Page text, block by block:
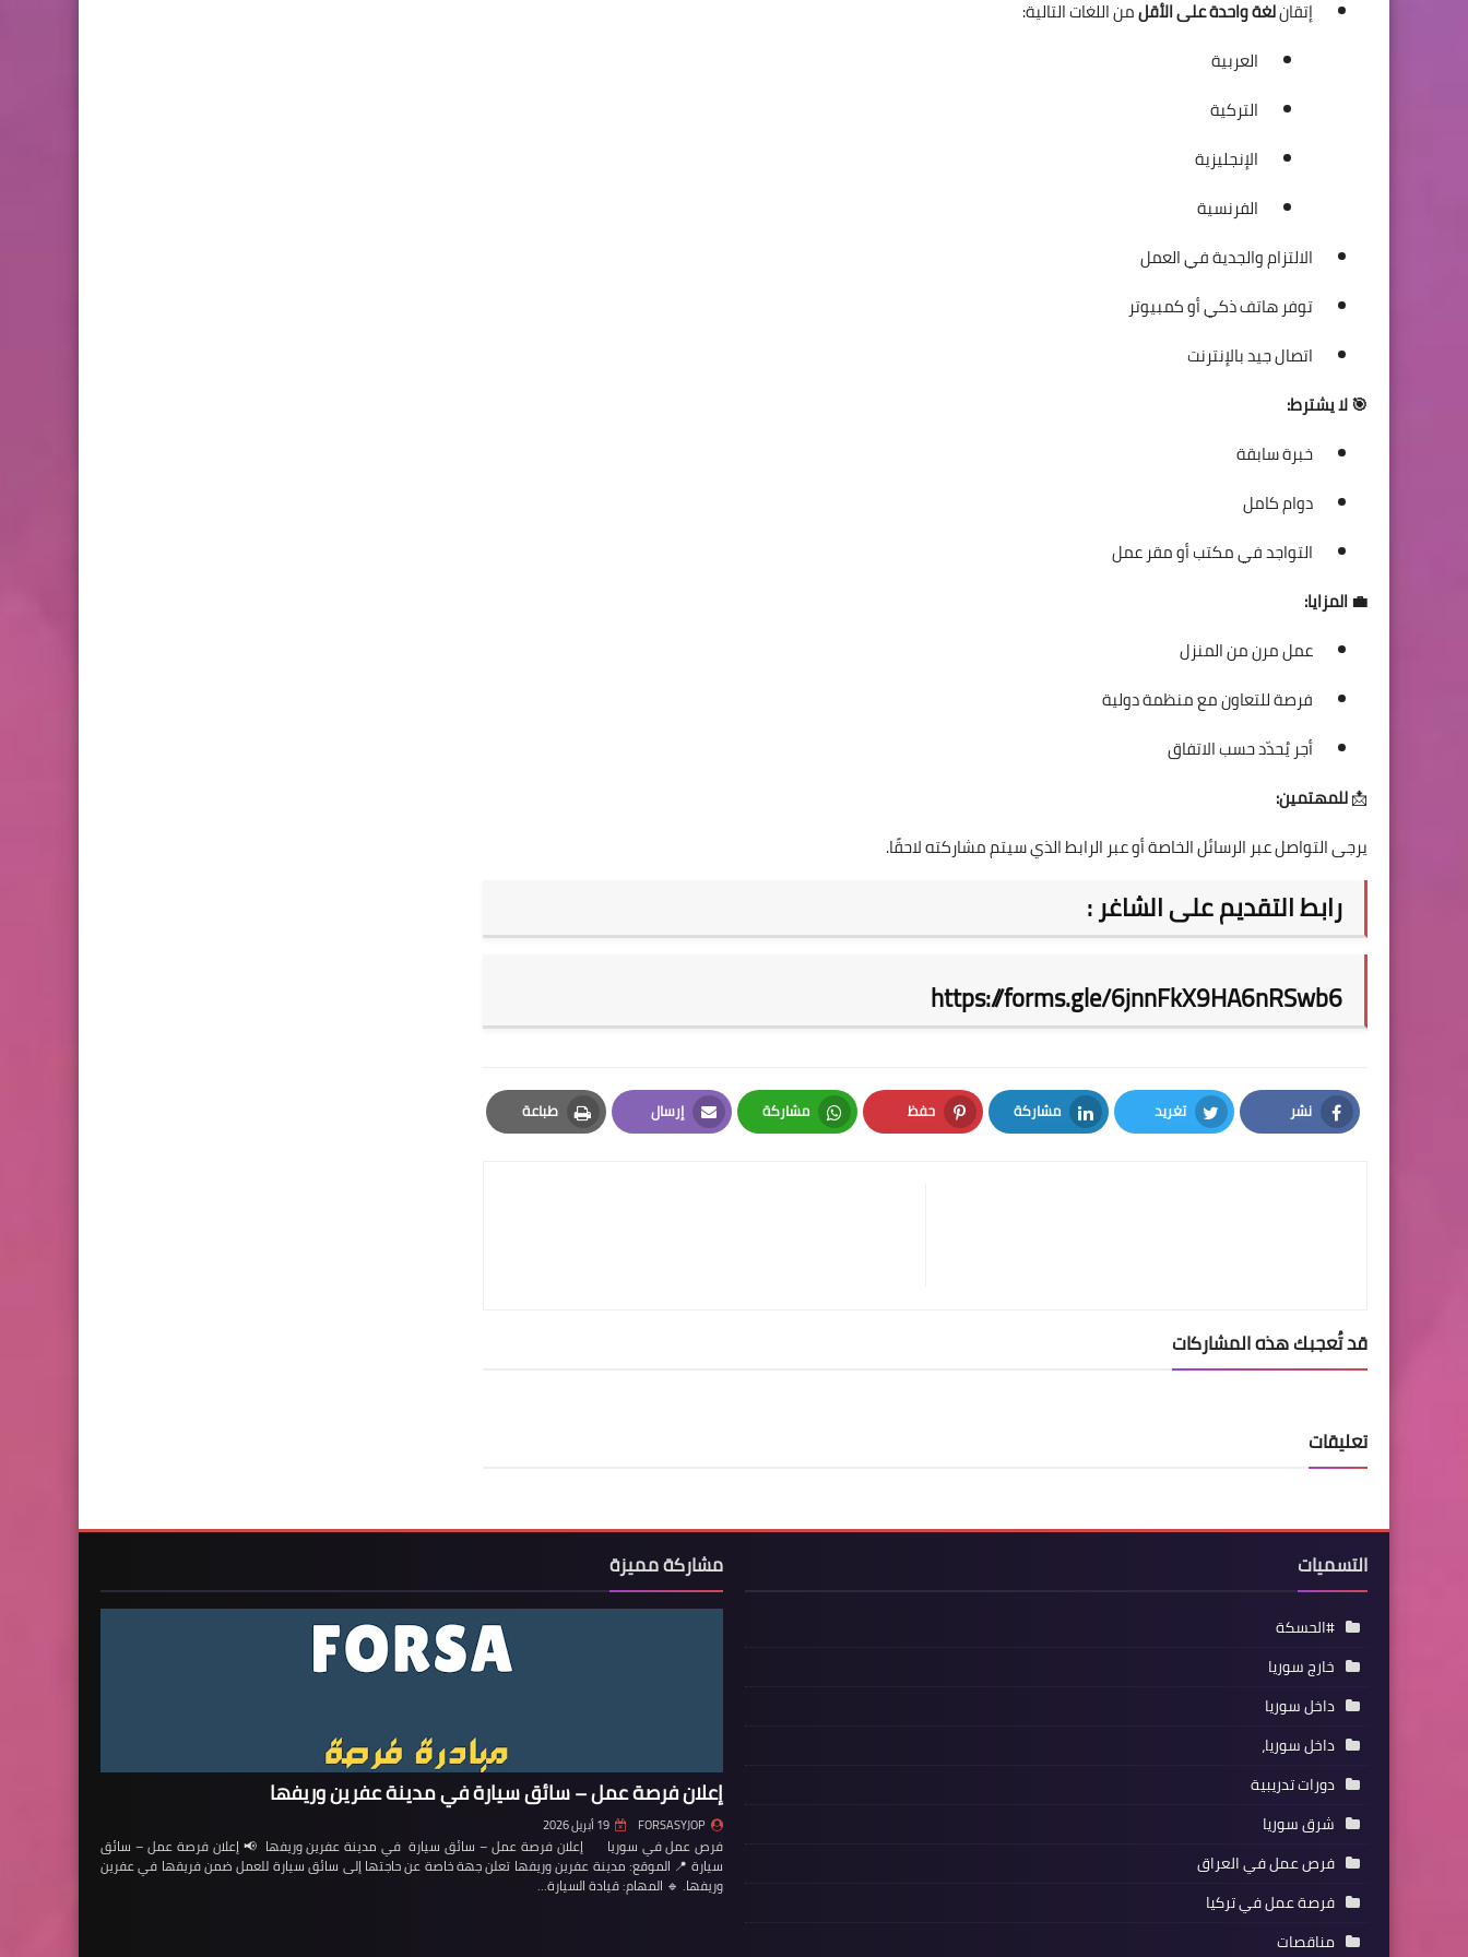
إتقانلغة واحدة على الأقلمن اللغات التالية:
العربية
التركية
الإنجليزية
الفرنسية
الالتزام والجدية في العمل
توفر هاتف ذكي أو كمبيوتر
اتصال جيد بالإنترنت
🎯 لا يشترط:
خبرة سابقة
دوام كامل
التواجد في مكتب أو مقر عمل
💼 المزايا:
عمل مرن من المنزل
فرصة للتعاون مع منظمة دولية
أجر يُحدّد حسب الاتفاق
📩للمهتمين:
يرجى التواصل عبر الرسائل الخاصة أو عبر الرابط الذي سيتم مشاركته لاحقًا.
رابط التقديم على الشاغر :
https://forms.gle/6jnnFkX9HA6nRSwb6
نشر
Facebook
تغريد
Twitter
مشاركة
LinkedIn
حفظ
Pinterest
مشاركة
Whatsapp
إرسال
Email
طباعة
Print
قد تُعجبك هذه المشاركات
تعليقات
التسميات
#الحسكة
خارج سوريا
داخل سوريا
داخل سوريا،
دورات تدريبية
شرق سوريا
فرص عمل في العراق
فرصة عمل في تركيا
مناقصات
مشاركة مميزة
إعلان فرصة عمل – سائق سيارة في مدينة عفرين وريفها
FORSASYJOP 19 أبريل 2026
فرص عمل في سوريا إعلان فرصة عمل – سائق سيارة في مدينة عفرين وريفها 📢 إعلان فرصة عمل – سائق
سيارة 📍 الموقع: مدينة عفرين وريفها تعلن جهة خاصة عن حاجتها إلى سائق سيارة للعمل ضمن فريقها في عفرين
وريفها. 🔹 المهام: قيادة السيارة…